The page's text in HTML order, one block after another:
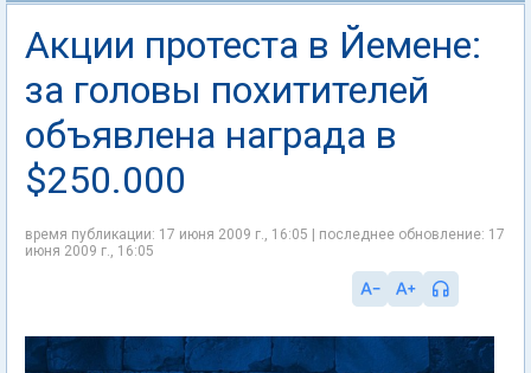
Акции протеста в Йемене:
за головы похитителей
объявлена награда в
$250.000
время публикации: 17 июня 2009 г., 16:05 | последнее обновление: 17
июня 2009 г., 16:05